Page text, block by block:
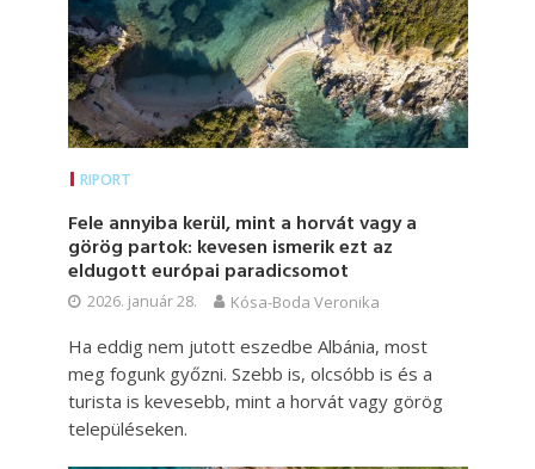
RIPORT
Fele annyiba kerül, mint a horvát vagy a
görög partok: kevesen ismerik ezt az
eldugott európai paradicsomot
2026. január 28. Kósa-Boda Veronika
Ha eddig nem jutott eszedbe Albánia, most
meg fogunk győzni. Szebb is, olcsóbb is és a
turista is kevesebb, mint a horvát vagy görög
településeken.